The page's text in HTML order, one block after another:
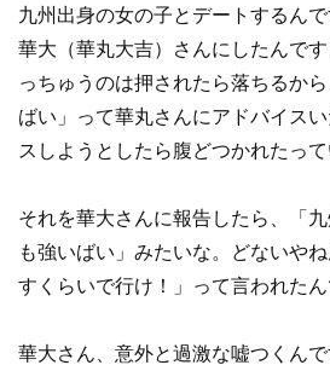
九州出身の女の子とデートするんで
華大（華丸大吉）さんにしたんで
っちゅうのは押されたら落ちるか
ばい」って華丸さんにアドバイス
スしようとしたら腹どつかれたって
それを華大さんに報告したら、「
も強いばい」みたいな。どないや
すくらいで行け！」って言われたん
華大さん、意外と過激な嘘つくんで